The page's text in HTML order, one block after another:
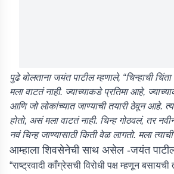
पुढे बोलताना जयंत पाटील म्हणाले, “चिन्हाची
मला वाटतं नाही. ज्याच्याकडे प्रतिमा आहे,
आणि जो लोकांच्यात जाण्याची तयारी ठेवून आहे.
होतो, असं मला वाटतं नाही. चिन्ह गोठवलं, तर
नवं चिन्ह जाण्यासाठी किती वेळ लागतो. मला त्याची
आम्हाला शिवसेनेची साथ असेल -जयंत
“राष्ट्रवादी काँग्रेसची विरोधी पक्ष म्हणून